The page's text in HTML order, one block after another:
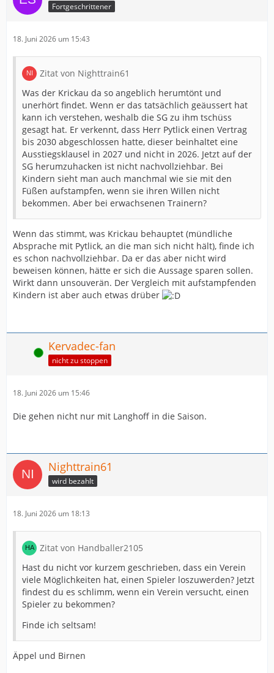
Fortgeschrittener
18. Juni 2026 um 15:43
Zitat von Nighttrain61
Was der Krickau da so angeblich herumtönt und
unerhört findet. Wenn er das tatsächlich geäussert hat
kann ich verstehen, weshalb die SG zu ihm tschüss
gesagt hat. Er verkennt, dass Herr Pytlick einen Vertrag
bis 2030 abgeschlossen hatte, dieser beinhaltet eine
Ausstiegsklausel in 2027 und nicht in 2026. Jetzt auf der
SG herumzuhacken ist nicht nachvollziehbar. Bei
Kindern sieht man auch manchmal wie sie mit den
Füßen aufstampfen, wenn sie ihren Willen nicht
bekommen. Aber bei erwachsenen Trainern?
Wenn das stimmt, was Krickau behauptet (mündliche
Absprache mit Pytlick, an die man sich nicht hält), finde ich
es schon nachvollziehbar. Da er das aber nicht wird
beweisen können, hätte er sich die Aussage sparen sollen.
Wirkt dann unsouverän. Der Vergleich mit aufstampfenden
Kindern ist aber auch etwas drüber
Online Kervadec-fan
nicht zu stoppen
18. Juni 2026 um 15:46
Die gehen nicht nur mit Langhoff in die Saison.
Nighttrain61
wird bezahlt
18. Juni 2026 um 18:13
Zitat von Handballer2105
Hast du nicht vor kurzem geschrieben, dass ein Verein
viele Möglichkeiten hat, einen Spieler loszuwerden? Jetzt
findest du es schlimm, wenn ein Verein versucht, einen
Spieler zu bekommen?
Finde ich seltsam!
Äppel und Birnen